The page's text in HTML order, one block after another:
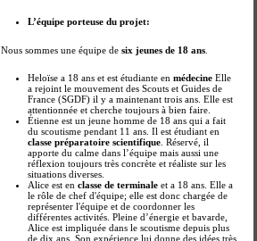
L’équipe porteuse du projet:
Nous sommes une équipe de six jeunes de 18 ans
Heloïse a 18 ans et est étudiante enmédecine Elle
a rejoint le mouvement des Scouts et Guides de
France (SGDF) il y a maintenant trois ans. Elle est
attentionnée et cherche toujours à bien faire.
Étienne est un jeune homme de 18 ans qui a fait
du scoutisme pendant 11 ans. Il est étudiant en
classe préparatoire scientifique . Réservé, il
apporte du calme dans l’équipe mais aussi une
réflexion toujours très concrète et réaliste sur les
situations diverses.
Alice est enclasse de terminale et a 18 ans. Elle a
le rôle de chef d'équipe; elle est donc chargée de
représenter l'équipe et de coordonner les
différentes activités. Pleine d’énergie et bavarde,
Alice est impliquée dans le scoutisme depuis plus
de dix ans. Son expérience lui donne des idées très